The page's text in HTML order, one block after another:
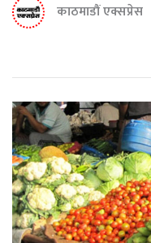
काठमाडौं एक्सप्रेस